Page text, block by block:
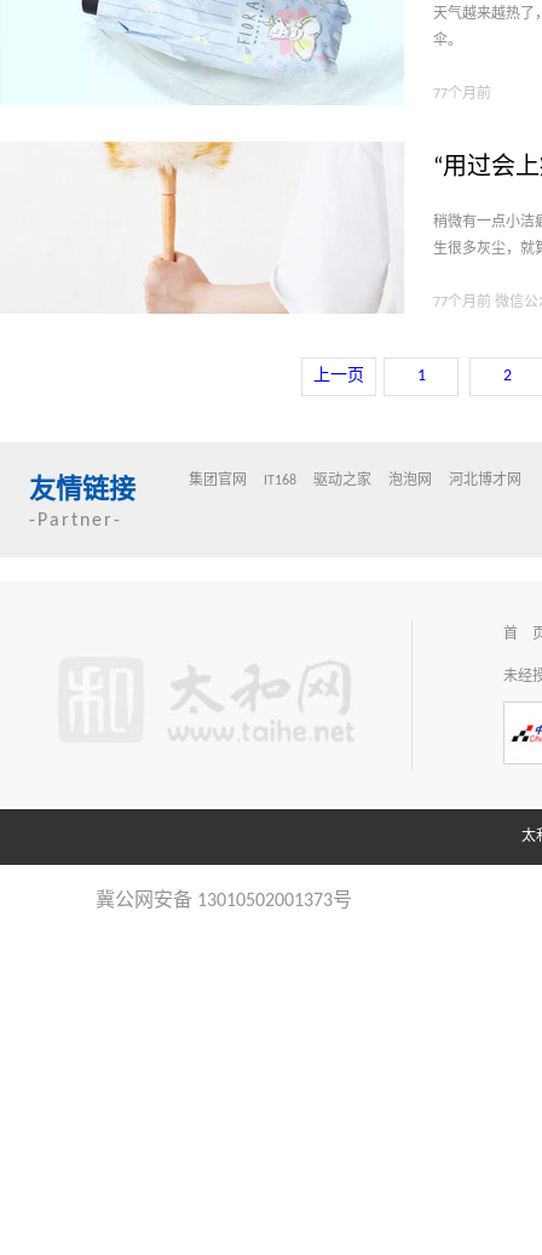
天气越来越热了
伞。
77个月前
“用过会
稍微有一点小洁
生很多灰尘，就
77个月前 微信
上一页 1 2
友情链接
-Partner-
集团官网 IT168 驱动之家 泡泡网 河北博才网
首
未经
太
冀公网安备 13010502001373号